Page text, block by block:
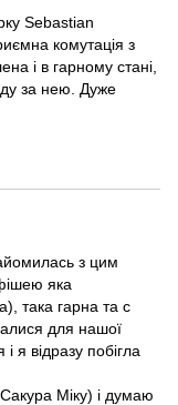
Sebastian
комутація з
і в гарному стані,
за нею. Дуже
з цим
яка
така гарна та с
для нашої
я відразу побігла
Міку) і думаю